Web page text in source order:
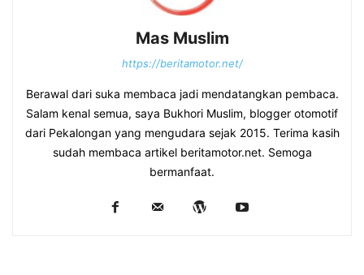
Mas Muslim
https://beritamotor.net/
Berawal dari suka membaca jadi mendatangkan pembaca.
Salam kenal semua, saya Bukhori Muslim, blogger otomotif
dari Pekalongan yang mengudara sejak 2015. Terima kasih
sudah membaca artikel beritamotor.net. Semoga
bermanfaat.